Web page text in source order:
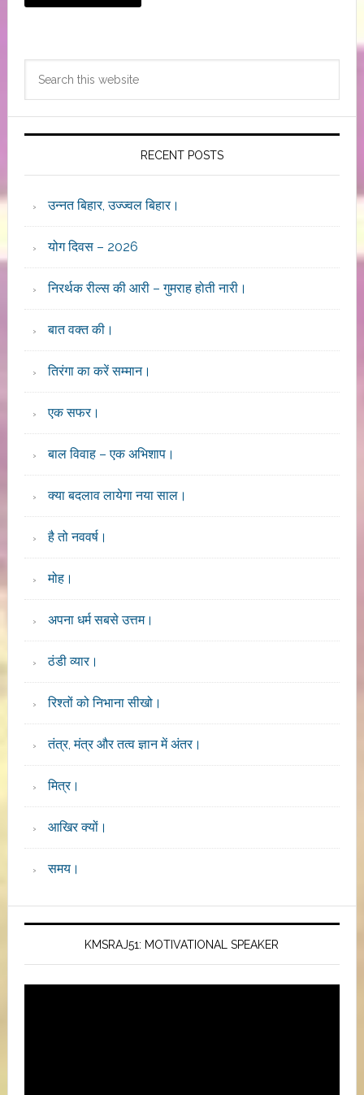
Primary
Sidebar
RECENT POSTS
उन्नत बिहार, उज्ज्वल बिहार।
योग दिवस – 2026
निरर्थक रील्स की आरी – गुमराह होती नारी।
बात वक्त की।
तिरंगा का करें सम्मान।
एक सफर।
बाल विवाह – एक अभिशाप।
क्या बदलाव लायेगा नया साल।
है तो नववर्ष।
मोह।
अपना धर्म सबसे उत्तम।
ठंडी व्यार।
रिश्तों को निभाना सीखो।
तंत्र, मंत्र और तत्व ज्ञान में अंतर।
मित्र।
आखिर क्यों।
समय।
KMSRAJ51: MOTIVATIONAL SPEAKER